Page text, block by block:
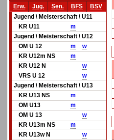
Erw.
Jug. Sen. BFS
BSV
Jugend \ Meisterschaft \ U11
KR U11
m
Jugend \ Meisterschaft \ U12
OM U 12
m
w
KR U12m NS
m
KR U12 N
w
VRS U 12
w
Jugend \ Meisterschaft \ U13
KR U13 NS
m
OM U13
m
OM U 13
w
KR U13m NS
m
KR U13w N
w